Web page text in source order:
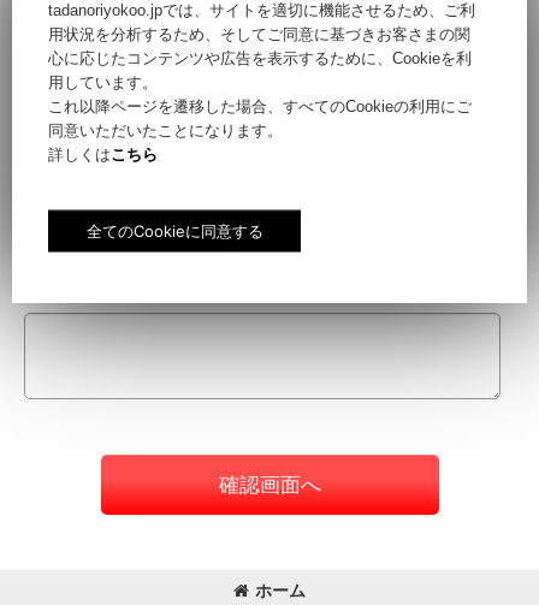
ルとして処理される可能性がございます。フリーメール以外の
ご登録をお勧めします。
件名 [ 必須]
確認画面へ
ホーム
tadanoriyokoo.jpでは、サイトを適切に機能させるため、ご利
用状況を分析するため、そしてご同意に基づきお客さまの関
心に応じたコンテンツや広告を表示するために、Cookieを利
用しています。
これ以降ページを遷移した場合、すべてのCookieの利用にご
同意いただいたことになります。
詳しくはこちら